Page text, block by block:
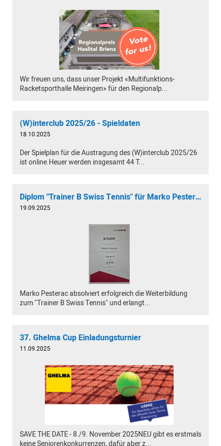
Wir freuen uns, dass unser Projekt «Multifunktions-
Racketsporthalle Meiringen» für den Regionalp...
(W)interclub 2025/26 - Spieldaten
18.10.2025
Der Spielplan für die Austragung des (W)interclub 2025/26
ist online.Heuer werden insgesamt 44 T...
Diplom "Trainer B Swiss Tennis" für Marko Pesterac
19.09.2025
Marko Pesterac absolviert erfolgreich die Weiterbildung
zum "Trainer B Swiss Tennis" und erlangt...
37. Ghelma Cup Einladungsturnier
11.09.2025
SAVE THE DATE - 8./9. November 2025NEU gibt es erstmals
keine Seniorenkonkurrenzen, dafür aber z...